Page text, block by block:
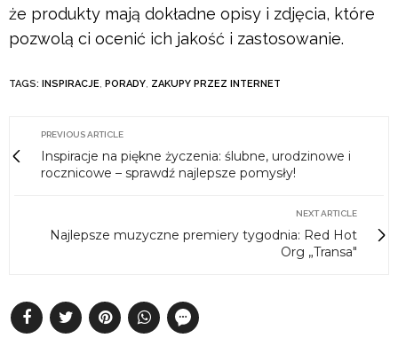
że produkty mają dokładne opisy i zdjęcia, które
pozwolą ci ocenić ich jakość i zastosowanie.
TAGS: INSPIRACJE, PORADY, ZAKUPY PRZEZ INTERNET
PREVIOUS ARTICLE
Inspiracje na piękne życzenia: ślubne, urodzinowe i
rocznicowe – sprawdź najlepsze pomysły!
NEXT ARTICLE
Najlepsze muzyczne premiery tygodnia: Red Hot
Org „Transa"